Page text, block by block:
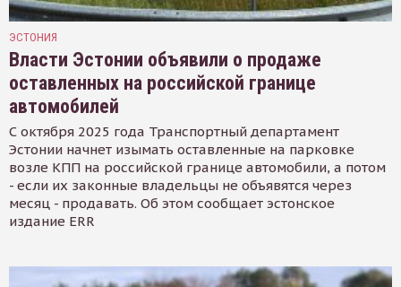
ЭСТОНИЯ
Власти Эстонии объявили о продаже
оставленных на российской границе
автомобилей
С октября 2025 года Транспортный департамент
Эстонии начнет изымать оставленные на парковке
возле КПП на российской границе автомобили, а потом
- если их законные владельцы не объявятся через
месяц - продавать. Об этом сообщает эстонское
издание ERR